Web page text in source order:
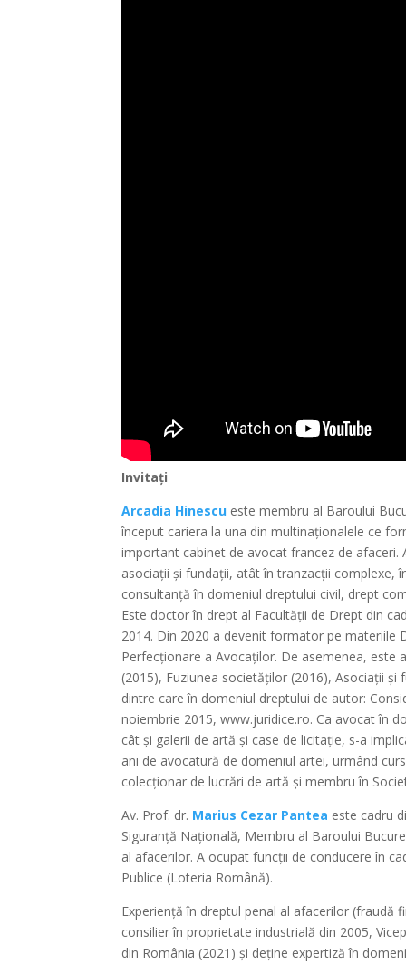
Invitați
Arcadia Hinescu este membru al Baroului
început cariera la una din multinaționalele ce
important cabinet de avocat francez de
asociații și fundații, atât în tranzacții complexe,
consultanță în domeniul dreptului civil, drept
Este doctor în drept al Facultății de Drept din
2014. Din 2020 a devenit formator pe materiile
Perfecționare a Avocaților. De asemenea, este
(2015), Fuziunea societăților (2016), Asociații
dintre care în domeniul dreptului de autor:
noiembrie 2015, www.juridice.ro. Ca avocat în
cât și galerii de artă și case de licitație, s-a
ani de avocatură de domeniul artei, urmând
colecționar de lucrări de artă și membru în
Av. Prof. dr. Marius Cezar Pantea este cadru
Siguranță Națională, Membru al Baroului
al afacerilor. A ocupat funcții de conducere în
Publice (Loteria Română).
Experiență în dreptul penal al afacerilor
consilier în proprietate industrială din 2005,
din România (2021) și deține expertiză în